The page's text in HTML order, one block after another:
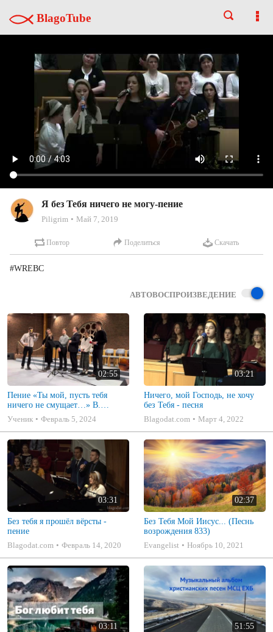
BlagoTube
Я без Тебя ничего не могу-пение
Piligrim Май 7, 2019
Повтор Поделиться Скачать
#WREBC
АВТОВОСПРОИЗВЕДЕНИЕ
02:55
Пение «Ты мой, пусть тебя
ничего не смущает…» В.
Перебиковский
Ученик Февраль 5, 2024
03:21
Ничего, мой Господь, не хочу
без Тебя - песня
Blagodat.com
Март 4, 2022
03:31
Без тебя я прошёл вёрсты -
пение
Blagodat.com
Февраль 14, 2020
02:37
Без Тебя Мой Иисус... (Песнь
возрождения 833)
Evangelist
Ноябрь 10, 2021
03:11 51:55